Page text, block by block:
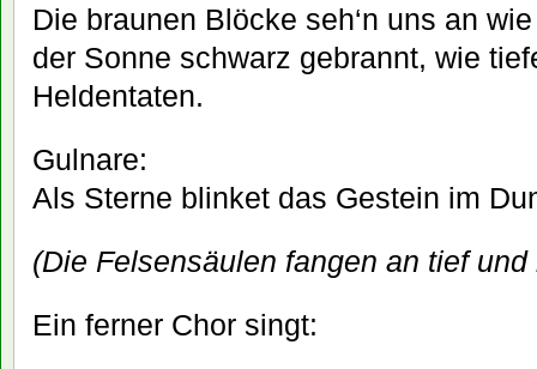
Die braunen Blöcke seh‘n uns an
der Sonne schwarz gebrannt, wie
Heldentaten.
Gulnare:
Als Sterne blinket das Gestein im
(Die Felsensäulen fangen an tief
Ein ferner Chor singt: